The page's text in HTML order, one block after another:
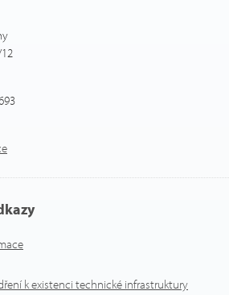
k existenci technické infrastruktury